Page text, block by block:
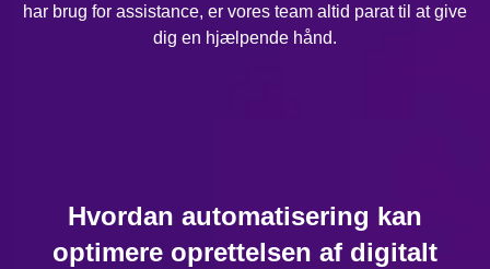
har brug for assistance, er vores team altid parat til at give
dig en hjælpende hånd.
Hvordan automatisering kan
optimere oprettelsen af digitalt